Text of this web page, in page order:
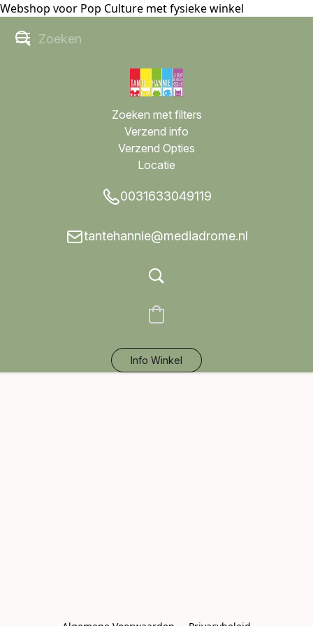
Webshop voor Pop Culture met fysieke winkel
Zoeken met filters
Verzend info
Verzend Opties
Locatie
0031633049119
tantehannie@mediadrome.nl
Info Winkel